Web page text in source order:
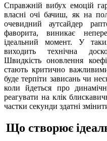
Справжній вибух емоцій
власні очі бачиш, як на
очевидний аутсайдер
фаворита, виникає
ідеальний момент. У
виходить технічна
Швидкість оновлення
стають критично
буде терпіти зависань чи
коли йдеться про
реагувати на клік
частки секунди здатні
Що створює